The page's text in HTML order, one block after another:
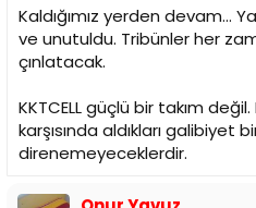
Kaldığımız yerden devam...
ve unutuldu. Tribünler her
çınlatacak.
KKTCELL güçlü bir takım
karşısında aldıkları galibiyet
direnemeyeceklerdir.